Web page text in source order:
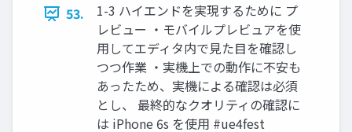
53.
1-3 ハイエンドを実現するために プ
レビュー ・モバイルプレビュアを使
用してエディタ内で見た目を確認し
つつ作業 ・実機上での動作に不安も
あったため、実機による確認は必須
とし、 最終的なクオリティの確認に
は iPhone 6s を使用 #ue4fest